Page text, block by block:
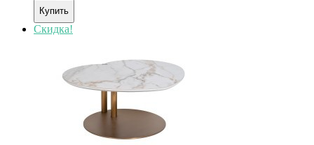
Купить
Скидка!